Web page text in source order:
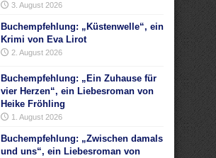
3. August 2026
Buchempfehlung: „Küstenwelle“, ein
Krimi von Eva Lirot
2. August 2026
Buchempfehlung: „Ein Zuhause für
vier Herzen“, ein Liebesroman von
Heike Fröhling
1. August 2026
Buchempfehlung: „Zwischen damals
und uns“, ein Liebesroman von